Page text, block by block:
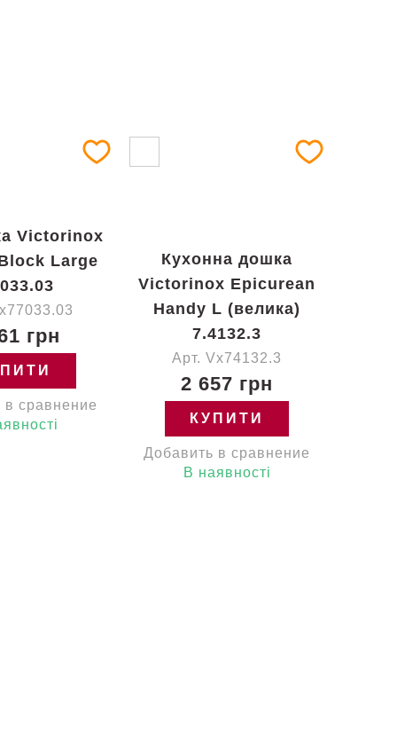
Victorinox
Large
грн
в сравнение
Кухонна дошка
Victorinox Epicurean
Handy L (велика)
7.4132.3
Арт. Vx74132.3
2 657 грн
КУПИТИ
Добавить в сравнение
В наявності